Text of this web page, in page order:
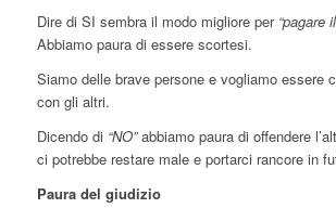
Dire di SI sembra il modo migliore per “pagare
Abbiamo paura di essere scortesi.
Siamo delle brave persone e vogliamo essere
con gli altri.
Dicendo di “NO”abbiamo paura di offendere
ci potrebbe restare male e portarci rancore in
Paura del giudizio